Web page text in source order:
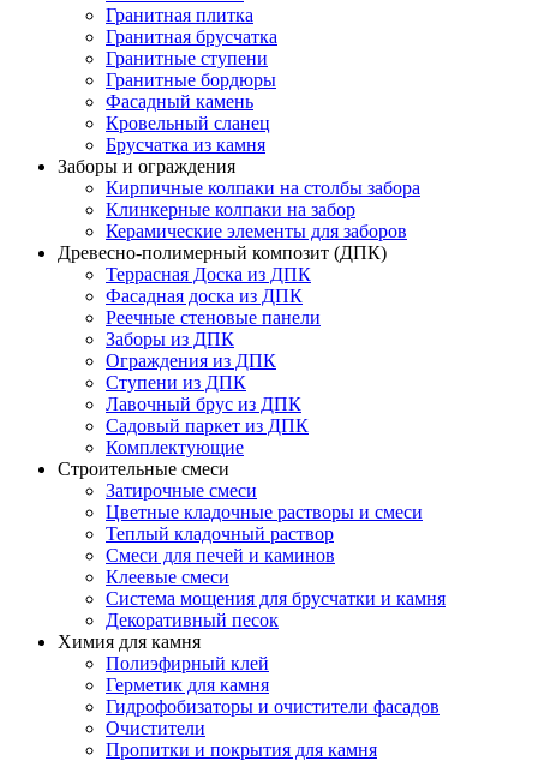
Гранитная плитка
Гранитная брусчатка
Гранитные ступени
Гранитные бордюры
Фасадный камень
Кровельный сланец
Брусчатка из камня
Заборы и ограждения
Кирпичные колпаки на столбы забора
Клинкерные колпаки на забор
Керамические элементы для заборов
Древесно-полимерный композит (ДПК)
Террасная Доска из ДПК
Фасадная доска из ДПК
Реечные стеновые панели
Заборы из ДПК
Ограждения из ДПК
Ступени из ДПК
Лавочный брус из ДПК
Садовый паркет из ДПК
Комплектующие
Строительные смеси
Затирочные смеси
Цветные кладочные растворы и смеси
Теплый кладочный раствор
Смеси для печей и каминов
Клеевые смеси
Система мощения для брусчатки и камня
Декоративный песок
Химия для камня
Полиэфирный клей
Герметик для камня
Гидрофобизаторы и очистители фасадов
Очистители
Пропитки и покрытия для камня